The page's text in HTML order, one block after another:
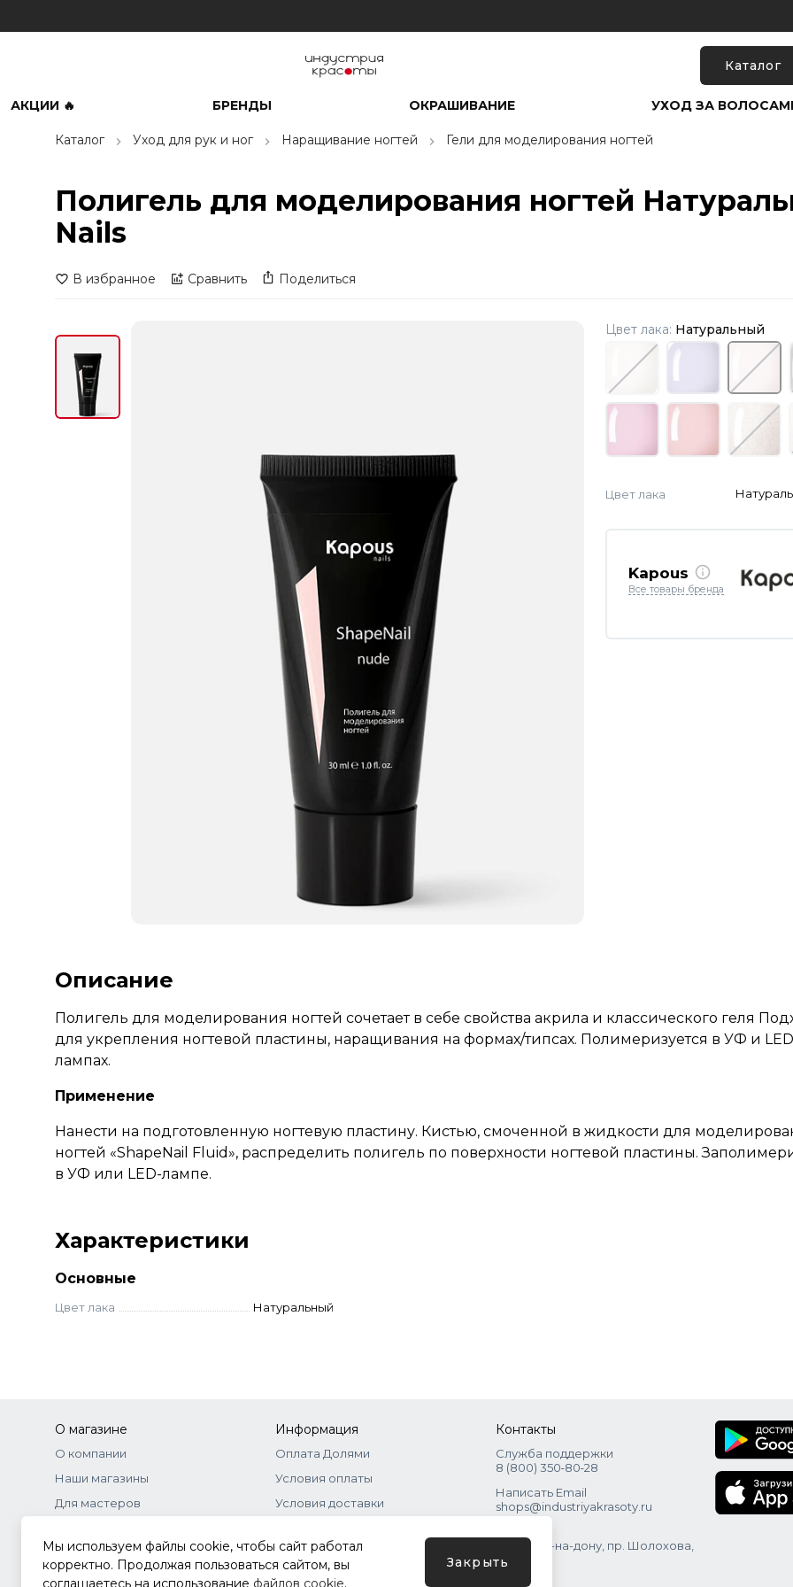
Каталог
АКЦИИ 🔥 БРЕНДЫ ОКРАШИВАНИЕ УХОД ЗА
Каталог Уход для рук и ног Наращивание ногтей Гели для моделирования ногтей
Полигель для моделирования ногтей
Nails
В избранное Сравнить Поделиться
Цвет лака: Натуральный
Цвет лака
Kapous
Все товары бренда
Описание
Полигель для моделирования ногтей сочетает в себе свойства акрила и классического геля
для укрепления ногтевой пластины, наращивания на формах/типсах. Полимеризуется в УФ и
лампах.
Применение
Нанести на подготовленную ногтевую пластину. Кистью, смоченной в жидкости для
ногтей «ShapeNail Fluid», распределить полигель по поверхности ногтевой пластины.
в УФ или LED-лампе.
Характеристики
Основные
Цвет лака Натуральный
О магазине
О компании
Наши магазины
Для мастеров
Оптовое сотрудничество
Информация
Оплата Долями
Условия оплаты
Условия доставки
Документы
Контакты
Служба поддержки
8 (800) 350‑80‑28
Написать Email
shops@industriyakrasoty.ru
г. Ростов-на-дону, пр. Шолохова,
зд. 11 с. 1
Мы используем файлы cookie, чтобы сайт работал
корректно. Продолжая пользоваться сайтом, вы
соглашаетесь на использование файлов cookie.
Закрыть